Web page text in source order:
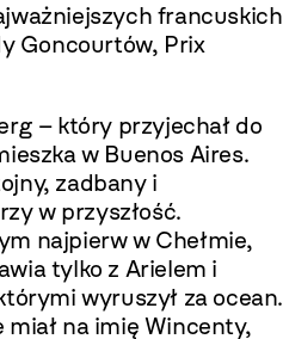
francuskich
Goncourtów, Prix
– który przyjechał do
w Buenos Aires.
zadbany i
w przyszłość.
najpierw w Chełmie,
tylko z Arielem i
wyruszył za ocean.
na imię Wincenty,